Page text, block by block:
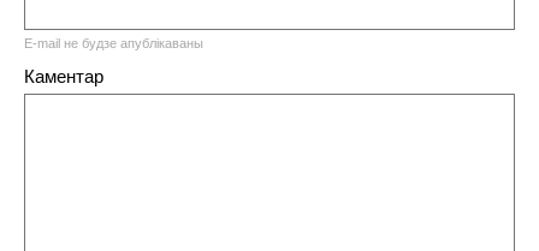
E-mail не будзе апублікаваны
Каментар